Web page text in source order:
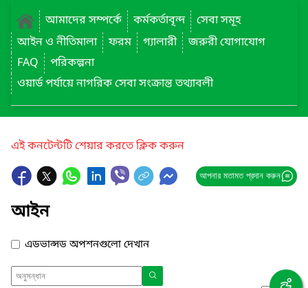
আমাদের সম্পর্কে
কর্মকর্তাবৃন্দ
সেবা সমূহ
আইন ও নীতিমালা
ফরম গ্যালারী
জরুরী যোগাযোগ
FAQ
পরিকল্পনা
ওয়ার্ড পর্যায়ে নাগরিক সেবা সংক্রান্ত তথ্যাবলী
এই কনটেন্টটি শেয়ার করতে ক্লিক করুন
আপনার মতামত প্রদান করুন
আইন
এডভান্সড অপশনগুলো দেখান